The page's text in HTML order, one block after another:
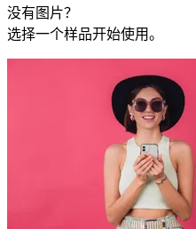
没有图片？
选择一个样品开始使用。